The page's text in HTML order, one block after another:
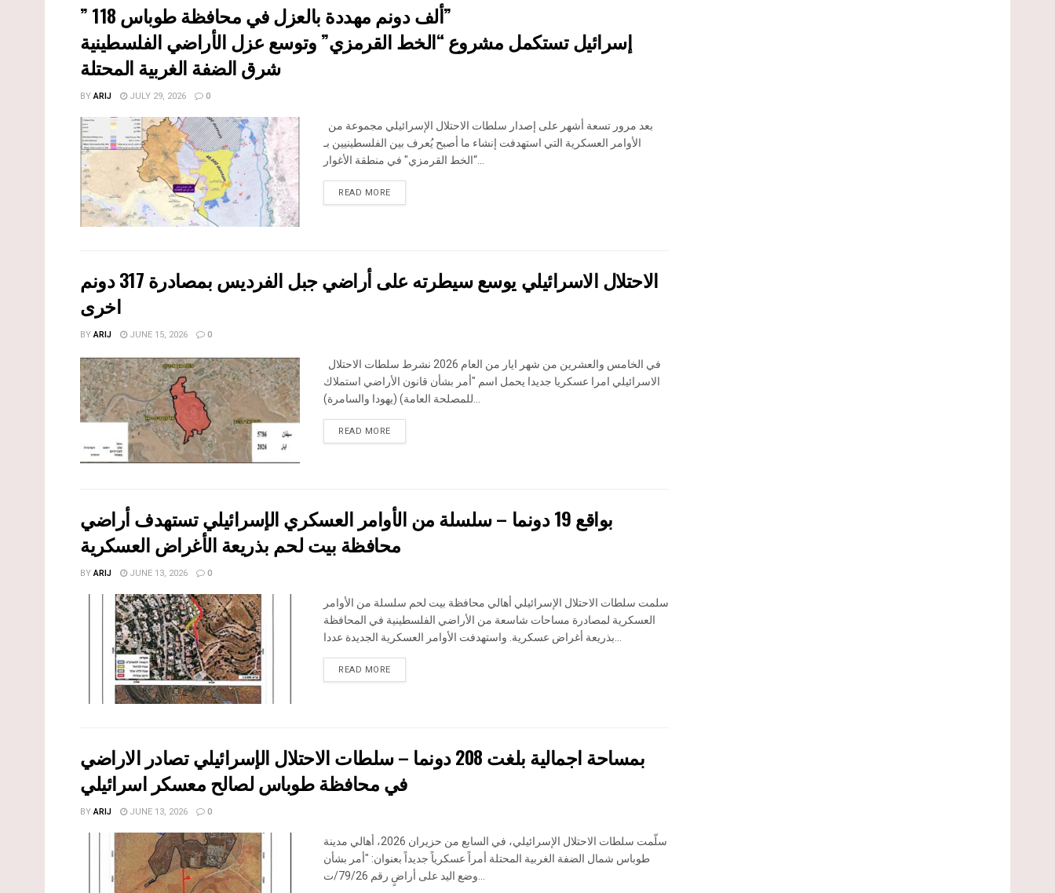
” 118 ألف دونم مهددة بالعزل في محافظة طوباس”
إسرائيل تستكمل مشروع “الخط القرمزي” وتوسع عزل الأراضي الفلسطينية
شرق الضفة الغربية المحتلة
BYARIJ JULY 29, 2026 0
الأوامر العسكرية التي استهدفت إنشاء ما أصبح يُعرف بين الفلسطينيين بـ
“الخط القرمزي" في منطقة الأغوار...
READ MOREDETAILS
الاحتلال الاسرائيلي يوسع سيطرته على أراضي جبل الفرديس بمصادرة 317 دونم
اخرى
BYARIJ JUNE 15, 2026 0
الاسرائيلي امرا عسكريا جديدا يحمل اسم "أمر بشأن قانون الأراضي استملاك
للمصلحة العامة) (يهودا والسامرة)...
READ MOREDETAILS
بواقع 19 دونما – سلسلة من الأوامر العسكري الإسرائيلي تستهدف أراضي
محافظة بيت لحم بذريعة الأغراض العسكرية
BYARIJ JUNE 13, 2026 0
سلمت سلطات الاحتلال الإسرائيلي أهالي محافظة بيت لحم سلسلة من الأوامر
العسكرية لمصادرة مساحات شاسعة من الأراضي الفلسطينية في المحافظة
بذريعة أغراض عسكرية. واستهدفت الأوامر العسكرية الجديدة عددا...
READ MOREDETAILS
بمساحة اجمالية بلغت 208 دونما – سلطات الاحتلال الإسرائيلي تصادر الاراضي
في محافظة طوباس لصالح معسكر اسرائيلي
BYARIJ JUNE 13, 2026 0
سلّمت سلطات الاحتلال الإسرائيلي، في السابع من حزيران 2026، أهالي مدينة
طوباس شمال الضفة الغربية المحتلة أمراً عسكرياً جديداً بعنوان: "أمر بشأن
وضع اليد على أراضٍ رقم 79/26/ت...